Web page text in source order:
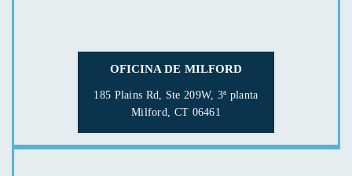
OFICINA DE MILFORD
185 Plains Rd, Ste 209W, 3ª planta
Milford, CT 06461